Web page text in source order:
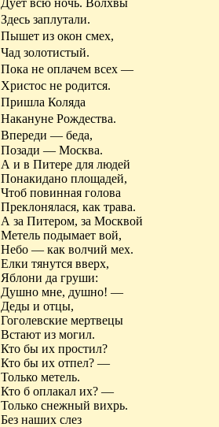
Здесь заплутали.
Пышет из окон смех,
Чад золотистый.
Пока не оплачем всех —
Христос не родится.
Пришла Коляда
Накануне Рождества.
Впереди — беда,
Позади — Москва.
А и в Питере для людей
Понакидано площадей,
Чтоб повинная голова
Преклонялася, как трава.
А за Питером, за Москвой
Метель подымает вой,
Небо — как волчий мех.
Елки тянутся вверх,
Яблони да груши:
Душно мне, душно! —
Деды и отцы,
Гоголевские мертвецы
Встают из могил.
Кто бы их простил?
Кто бы их отпел? —
Только метель.
Кто б оплакал их? —
Только снежный вихрь.
Без наших слез